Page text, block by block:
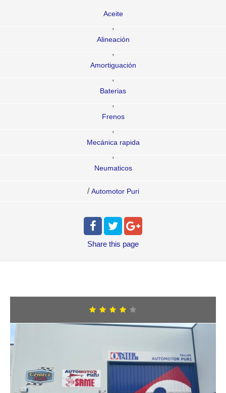
Aceite
,
Alineación
,
Amortiguación
,
Baterias
,
Frenos
,
Mecánica rapida
,
Neumaticos
/ Automotor Puri
Share this page